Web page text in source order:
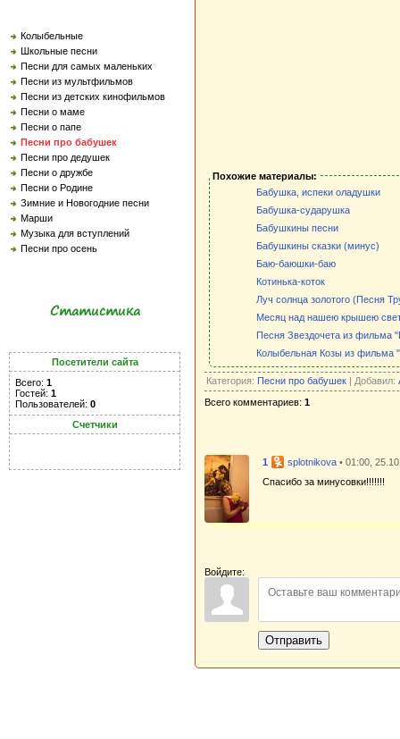
Колыбельные
Школьные песни
Песни для самых маленьких
Песни из мультфильмов
Песни из детских кинофильмов
Песни о маме
Песни о папе
Песни про бабушек
Песни про дедушек
Песни о дружбе
Песни о Родине
Зимние и Новогодние песни
Марши
Музыка для вступлений
Песни про осень
Статистика
Посетители сайта
Всего: 1
Гостей: 1
Пользователей: 0
Счетчики
Похожие материалы:
Бабушка, испеки оладушки
Бабушка-сударушка
Бабушкины песни
Бабушкины сказки (минус)
Баю-баюшки-баю
Котинька-коток
Луч солнца золотого (Песня
Месяц над нашею крышею
Песня Звездочета из фильма
Колыбельная Козы из фильма
Категория: Песни про бабушек | Добавил:
Всего комментариев: 1
1 splotnikova • 01:00,
Спасибо за минусовки!!!!!!!
Войдите:
Отправить